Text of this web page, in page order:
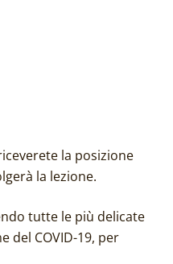
la posizione
la lezione.
tutte le più delicate
del COVID-19, per